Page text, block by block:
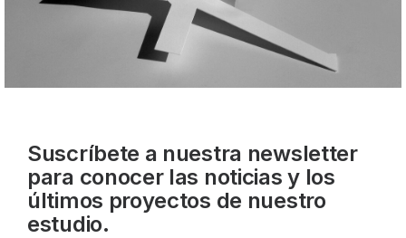
Suscríbete a nuestra newsletter
para conocer las noticias y los
últimos proyectos de nuestro
estudio.